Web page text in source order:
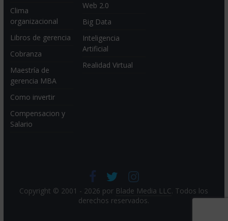
Clima
organizacional
Libros de gerencia
Cobranza
Maestría de
gerencia MBA
Como invertir
Compensacion y
Salario
Web 2.0
Big Data
Inteligencia
Artificial
Realidad Virtual
Copyright © 2001 - 2026 por Blade Media LLC. Todos los
derechos reservados.